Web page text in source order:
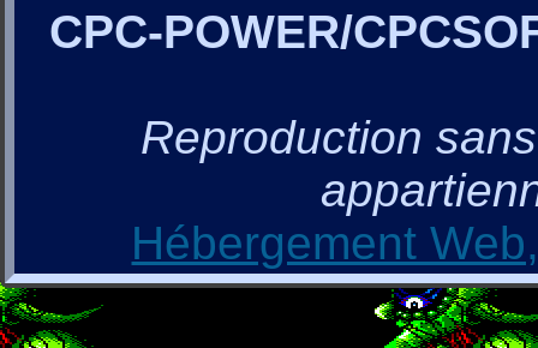
CPC-POWER/
Reproduction
Hébergement